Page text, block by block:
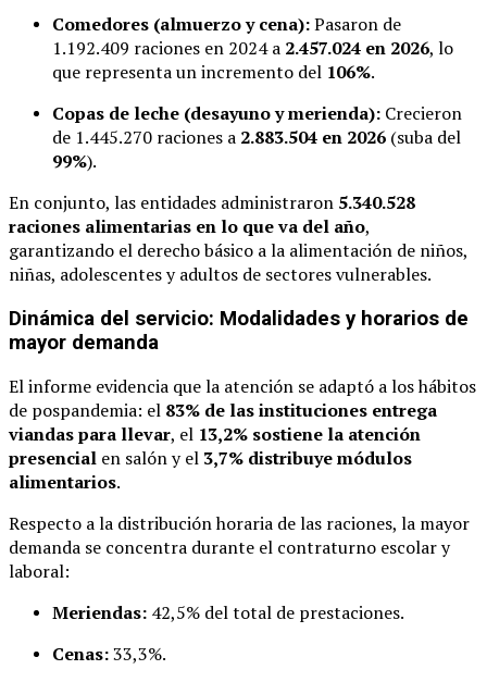
Comedores (almuerzo y cena):Pasaron de
1.192.409 raciones en 2024 a 2.457.024 en 2026, lo
que representa un incremento del 106%.
Copas de leche (desayuno y merienda): Crecieron
de 1.445.270 raciones a 2.883.504 en 2026 (suba del
99%).
En conjunto, las entidades administraron 5.340.528
raciones alimentarias en lo que va del año,
garantizando el derecho básico a la alimentación de niños,
niñas, adolescentes y adultos de sectores vulnerables.
Dinámica del servicio: Modalidades y horarios de
mayor demanda
El informe evidencia que la atención se adaptó a los hábitos
de pospandemia: el 83% de las instituciones entrega
viandas para llevar, el 13,2% sostiene la atención
presencial en salón y el 3,7% distribuye módulos
alimentarios.
Respecto a la distribución horaria de las raciones, la mayor
demanda se concentra durante el contraturno escolar y
laboral:
Meriendas: 42,5% del total de prestaciones.
Cenas:33,3%.